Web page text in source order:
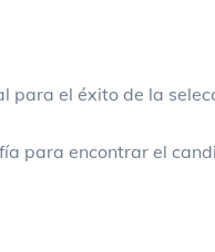
para el éxito de la
para encontrar el